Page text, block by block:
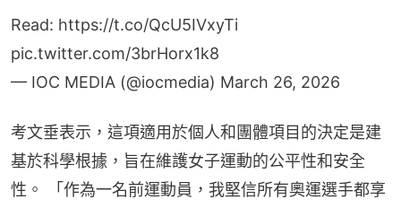
Read: https://t.co/QcU5IVxyTi
pic.twitter.com/3brHorx1k8
— IOC MEDIA (@iocmedia) March 26, 2026
考文垂表示，這項適用於個人和團體項目的決定是建
基於科學根據，旨在維護女子運動的公平性和安全
性。 「作為一名前運動員，我堅信所有奧運選手都享